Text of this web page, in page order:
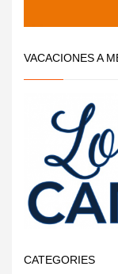
VACACIONES A
CATEGORIES